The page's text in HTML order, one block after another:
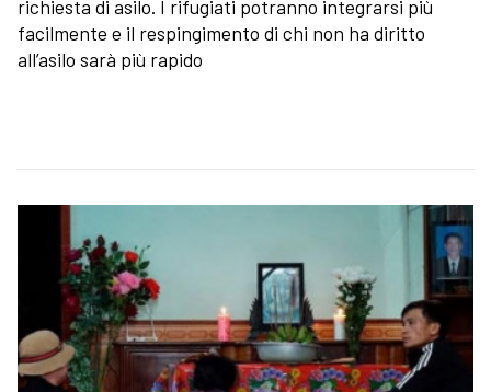
richiesta di asilo. I rifugiati potranno integrarsi più
facilmente e il respingimento di chi non ha diritto
all’asilo sarà più rapido